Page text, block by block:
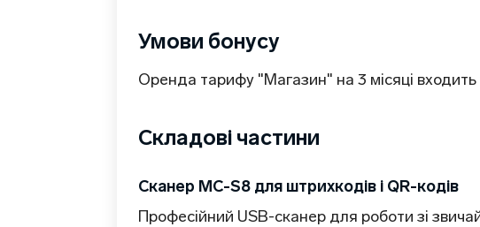
Умови бонусу
Оренда тарифу "Магазин" на 3 місяці
Складові частини
Сканер MC-S8 для штрихкодів і QR-кодів
Професійний USB-сканер для роботи зі